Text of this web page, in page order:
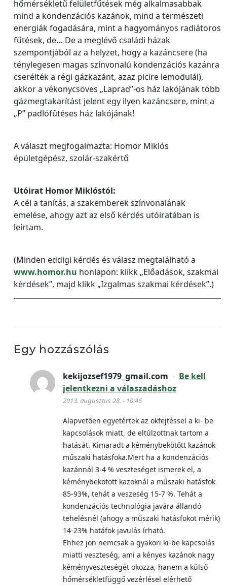
hőmérsékletű felületfűtések még alkalmasabbak
mind a kondenzációs kazánok, mind a természeti
energiák fogadására, mint a hagyományos radiátoros
fűtések, de… De a meglévő családi házak
szempontjából az a helyzet, hogy a kazáncsere (ha
ténylegesen magas színvonalú kondenzációs kazánra
cserélték a régi gázkazánt, azaz picire lemodulál),
akkor a vékonycsöves „Laprad”-os ház lakójának több
gázmegtakarítást jelent egy ilyen kazáncsere, mint a
„P” padlófűtéses ház lakójának!
A választ megfogalmazta: Homor Miklós
épületgépész, szolár-szakértő
Utóirat Homor Miklóstól:
A cél a tanítás, a szakemberek színvonalának
emelése, ahogy azt az első kérdés utóiratában is
leírtam.
(Minden eddigi kérdés és válasz megtalálható a
www.homor.hu honlapon: klikk „Előadások, szakmai
kérdések”, majd klikk „Izgalmas szakmai kérdések”.)
Egy hozzászólás
kekijozsef1979_gmail.com - Be kell
jelentkezni a válaszadáshoz
2013. augusztus 28. - 10:46
Alapvetően egyetértek az okfejtéssel a ki- be
kapcsolások miatt, de eltúlzottnak tartom a
hatását. Kimaradt a kéménybekötött kazánok
műszaki hatásfoka.Mert ha a kondenzációs
kazánnál 3-4 % veszteséget ismerek el, a
kéménybekötött kazoknál a műszaki hatásfok
85-93%, tehát a veszeség 15-7 %. Tehát a
kondenzációs technológia javára állandó
tehelésnél (ahogy a műszaki hatásfokot mérik)
14-23% hatáfok javulás írható.
Ehhez jön nemcsak a gyakori ki-be kapcsolás
miatti veszteség, ami a kényes kazánok nagy
kéményveszteségét okozza, hanem a külső
hőmérsékletfüggő vezérlésel elérhető